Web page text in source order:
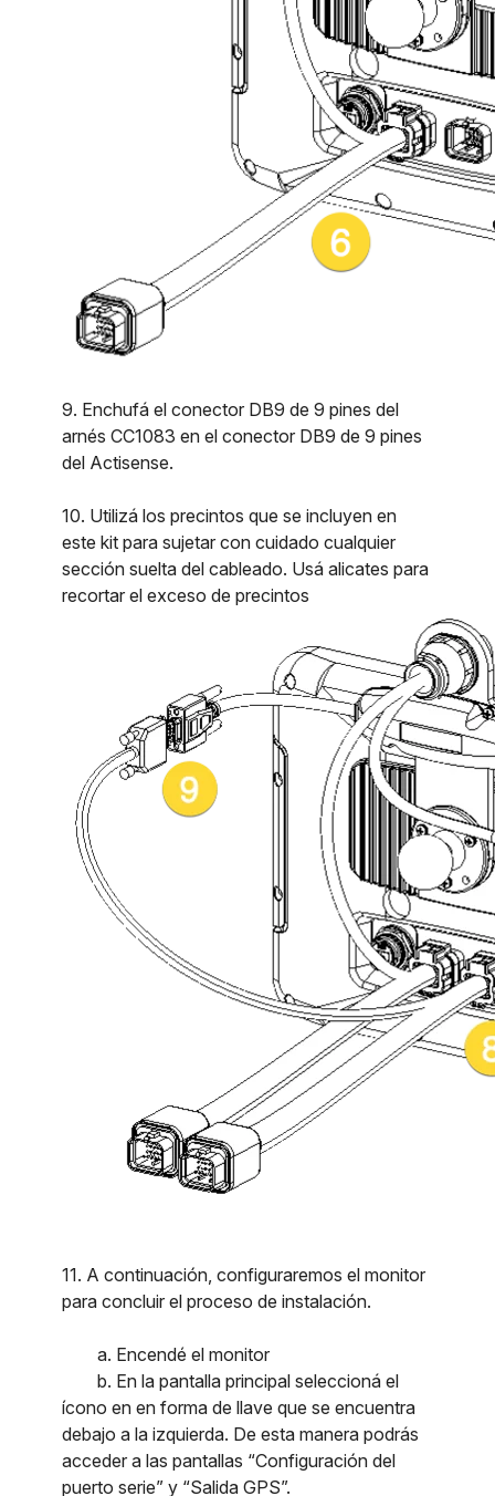
9. Enchufá el conector DB9 de 9 pines del
arnés CC1083 en el conector DB9 de 9 pines
del Actisense.
10. Utilizá los precintos que se incluyen en
este kit para sujetar con cuidado cualquier
sección suelta del cableado. Usá alicates para
recortar el exceso de precintos
11. A continuación, configuraremos el monitor
para concluir el proceso de instalación.
a. Encendé el monitor
b. En la pantalla principal seleccioná el
ícono en en forma de llave que se encuentra
debajo a la izquierda. De esta manera podrás
acceder a las pantallas “Configuración del
puerto serie” y “Salida GPS”.